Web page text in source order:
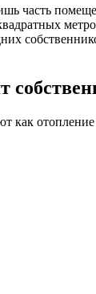
часть
как